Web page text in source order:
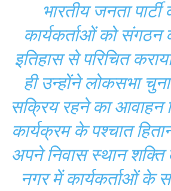
भारतीय जनता पार्टी
कार्यकर्ताओं को संगठन
इतिहास से परिचित
ही उन्होंने लोकसभा
सक्रिय रहने का आवाहन
कार्यक्रम के पश्चात
अपने निवास स्थान
नगर में कार्यकर्ताओं के